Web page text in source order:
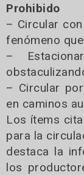
Prohibido
– Circular
fenómeno
–
– Circular
en caminos
Los ítems
para la
destaca la
los